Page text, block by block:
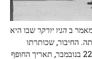
בהניו יורקר שבו היא
החיבור, שכותרתו
"קרב עם הדם שלי", פורסם באינטרנט ב-22 בנובמבר, תאריך החופף